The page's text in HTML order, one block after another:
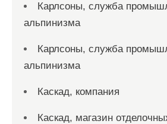
Карлсоны, служба
альпинизма
Карлсоны, служба
альпинизма
Каскад, компания
Каскад, магазин